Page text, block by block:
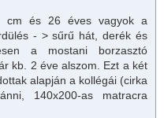
cm és 26 éves vagyok a
- > sűrű hát, derék és
a mostani borzasztó
kb. 2 éve alszom. Ezt a két
alapján a kollégái (cirka
140x200-as matracra